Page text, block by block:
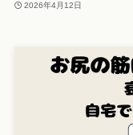
2026年4月12日